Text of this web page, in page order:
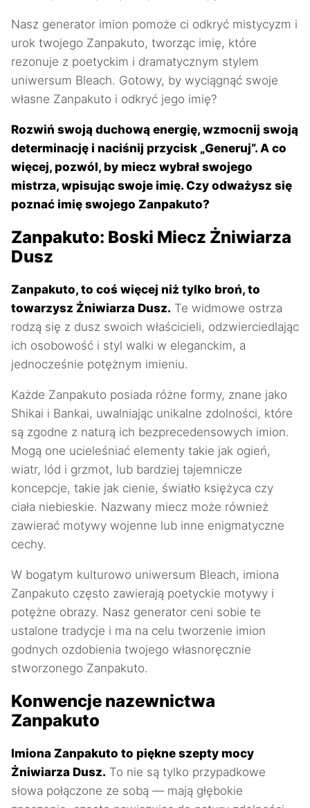
Nasz generator imion pomoże ci odkryć mistycyzm i
urok twojego Zanpakuto, tworząc imię, które
rezonuje z poetyckim i dramatycznym stylem
uniwersum Bleach. Gotowy, by wyciągnąć swoje
własne Zanpakuto i odkryć jego imię?
Rozwiń swoją duchową energię, wzmocnij swoją
determinację i naciśnij przycisk „Generuj”. A co
więcej, pozwól, by miecz wybrał swojego
mistrza, wpisując swoje imię. Czy odważysz się
poznać imię swojego Zanpakuto?
Zanpakuto: Boski Miecz Żniwiarza
Dusz
Zanpakuto, to coś więcej niż tylko broń, to
towarzysz Żniwiarza Dusz. Te widmowe ostrza
rodzą się z dusz swoich właścicieli, odzwierciedlając
ich osobowość i styl walki w eleganckim, a
jednocześnie potężnym imieniu.
Każde Zanpakuto posiada różne formy, znane jako
Shikai i Bankai, uwalniając unikalne zdolności, które
są zgodne z naturą ich bezprecedensowych imion.
Mogą one ucieleśniać elementy takie jak ogień,
wiatr, lód i grzmot, lub bardziej tajemnicze
koncepcje, takie jak cienie, światło księżyca czy
ciała niebieskie. Nazwany miecz może również
zawierać motywy wojenne lub inne enigmatyczne
cechy.
W bogatym kulturowo uniwersum Bleach, imiona
Zanpakuto często zawierają poetyckie motywy i
potężne obrazy. Nasz generator ceni sobie te
ustalone tradycje i ma na celu tworzenie imion
godnych ozdobienia twojego własnoręcznie
stworzonego Zanpakuto.
Konwencje nazewnictwa
Zanpakuto
Imiona Zanpakuto to piękne szepty mocy
Żniwiarza Dusz. To nie są tylko przypadkowe
słowa połączone ze sobą — mają głębokie